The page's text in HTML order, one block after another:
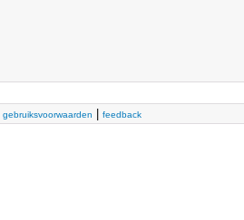
gebruiksvoorwaarden feedback